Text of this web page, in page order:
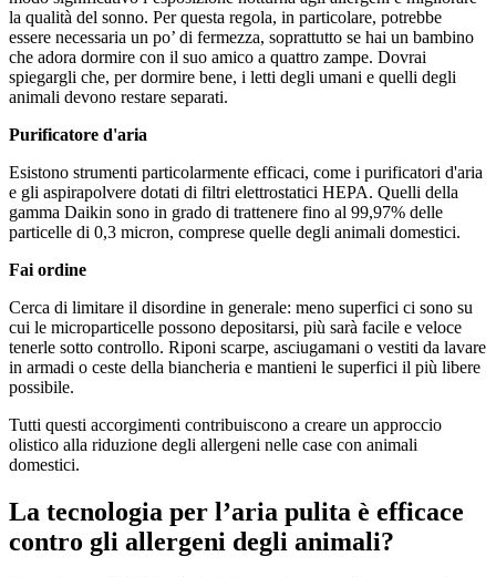
la qualità del sonno. Per questa regola, in particolare, potrebbe
essere necessaria un po’ di fermezza, soprattutto se hai un bambino
che adora dormire con il suo amico a quattro zampe. Dovrai
spiegargli che, per dormire bene, i letti degli umani e quelli degli
animali devono restare separati.
Purificatore d'aria
Esistono strumenti particolarmente efficaci, come i purificatori d'aria
e gli aspirapolvere dotati di filtri elettrostatici HEPA. Quelli della
gamma Daikin sono in grado di trattenere fino al 99,97% delle
particelle di 0,3 micron, comprese quelle degli animali domestici.
Fai ordine
Cerca di limitare il disordine in generale: meno superfici ci sono su
cui le microparticelle possono depositarsi, più sarà facile e veloce
tenerle sotto controllo. Riponi scarpe, asciugamani o vestiti da lavare
in armadi o ceste della biancheria e mantieni le superfici il più libere
possibile.
Tutti questi accorgimenti contribuiscono a creare un approccio
olistico alla riduzione degli allergeni nelle case con animali
domestici.
La tecnologia per l’aria pulita è efficace
contro gli allergeni degli animali?